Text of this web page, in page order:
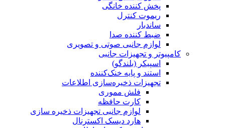
پخش کننده خانگی
ریموت کنترل
ساندبار
ضبط کننده صدا
لوازم جانبی صوتی و تصویری
کامپیوتر و تجهیزات جانبی
اسپیکر (بلندگو)
استند و پایه خنک‌کننده
تجهیزات ذخیره‌سازی اطلاعات
فلش مموری
کارت حافظه
لوازم جانبی تجهیزات ذخیره سازی
هارد دیسک اکسترنال